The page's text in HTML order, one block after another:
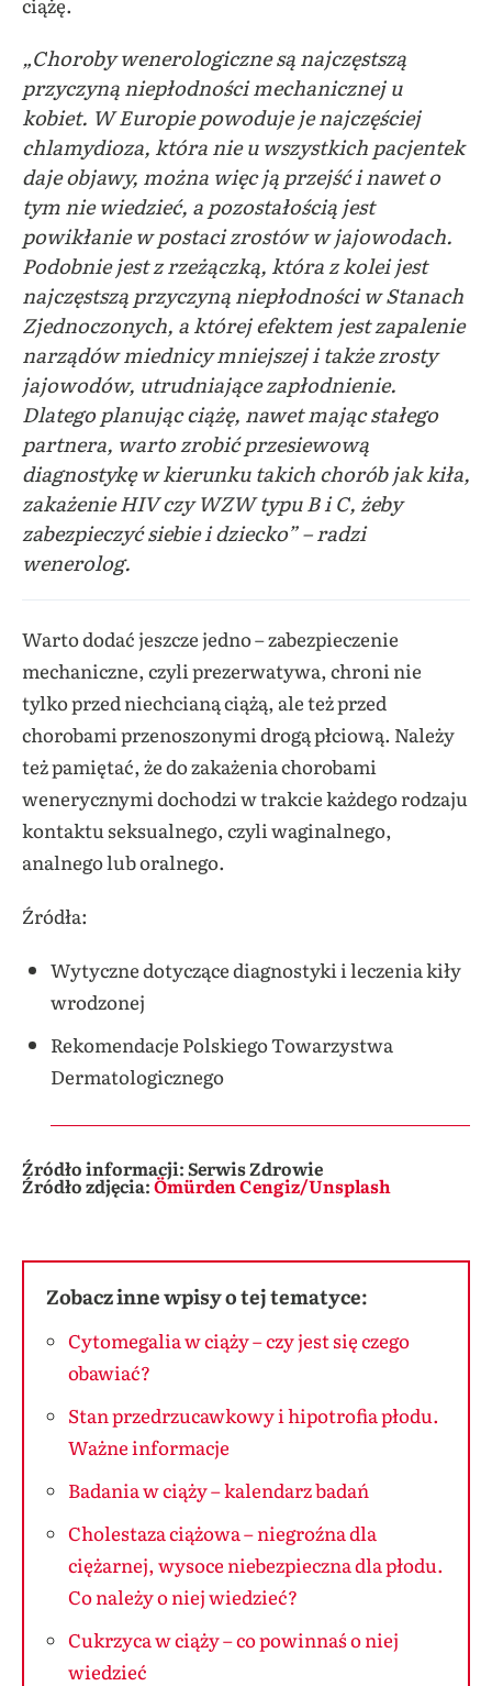
„Choroby wenerologiczne są najczęstszą
przyczyną niepłodności mechanicznej u
kobiet. W Europie powoduje je najczęściej
chlamydioza, która nie u wszystkich pacjentek
daje objawy, można więc ją przejść i nawet o
tym nie wiedzieć, a pozostałością jest
powikłanie w postaci zrostów w jajowodach.
Podobnie jest z rzeżączką, która z kolei jest
najczęstszą przyczyną niepłodności w Stanach
Zjednoczonych, a której efektem jest zapalenie
narządów miednicy mniejszej i także zrosty
jajowodów, utrudniające zapłodnienie.
Dlatego planując ciążę, nawet mając stałego
partnera, warto zrobić przesiewową
diagnostykę w kierunku takich chorób jak kiła,
zakażenie HIV czy WZW typu B i C, żeby
zabezpieczyć siebie i dziecko” – radzi
wenerolog.
Warto dodać jeszcze jedno – zabezpieczenie
mechaniczne, czyli prezerwatywa, chroni nie
tylko przed niechcianą ciążą, ale też przed
chorobami przenoszonymi drogą płciową. Należy
też pamiętać, że do zakażenia chorobami
wenerycznymi dochodzi w trakcie każdego rodzaju
kontaktu seksualnego, czyli waginalnego,
analnego lub oralnego.
Źródła:
Wytyczne dotyczące diagnostyki i leczenia kiły
wrodzonej
Rekomendacje Polskiego Towarzystwa
Dermatologicznego
Źródło informacji: Serwis Zdrowie
Źródło zdjęcia:Ömürden Cengiz/Unsplash
Zobacz inne wpisy o tej tematyce:
Cytomegalia w ciąży – czy jest się czego
obawiać?
Stan przedrzucawkowy i hipotrofia płodu.
Ważne informacje
Badania w ciąży – kalendarz badań
Cholestaza ciążowa – niegroźna dla
ciężarnej, wysoce niebezpieczna dla płodu.
Co należy o niej wiedzieć?
Cukrzyca w ciąży – co powinnaś o niej
wiedzieć